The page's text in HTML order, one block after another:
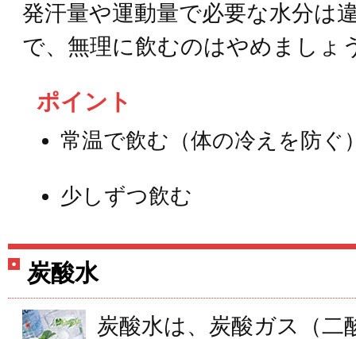
発汗量や運動量で必要な水分は
で、無理に飲むのはやめましょ
ポイント
常温で飲む（体の冷えを防ぐ
少しずつ飲む
炭酸水
炭酸水は、炭酸ガス（二